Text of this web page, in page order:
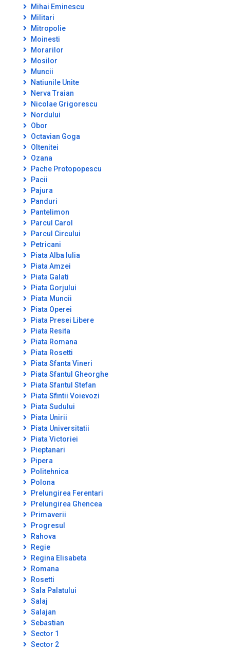
Mihai Eminescu
Militari
Mitropolie
Moinesti
Morarilor
Mosilor
Muncii
Natiunile Unite
Nerva Traian
Nicolae Grigorescu
Nordului
Obor
Octavian Goga
Oltenitei
Ozana
Pache Protopopescu
Pacii
Pajura
Panduri
Pantelimon
Parcul Carol
Parcul Circului
Petricani
Piata Alba Iulia
Piata Amzei
Piata Galati
Piata Gorjului
Piata Muncii
Piata Operei
Piata Presei Libere
Piata Resita
Piata Romana
Piata Rosetti
Piata Sfanta Vineri
Piata Sfantul Gheorghe
Piata Sfantul Stefan
Piata Sfintii Voievozi
Piata Sudului
Piata Unirii
Piata Universitatii
Piata Victoriei
Pieptanari
Pipera
Politehnica
Polona
Prelungirea Ferentari
Prelungirea Ghencea
Primaverii
Progresul
Rahova
Regie
Regina Elisabeta
Romana
Rosetti
Sala Palatului
Salaj
Salajan
Sebastian
Sector 1
Sector 2